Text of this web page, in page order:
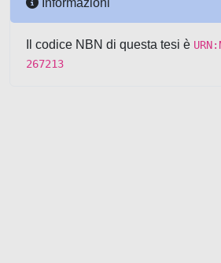
Il codice NBN di questa tesi è
267213